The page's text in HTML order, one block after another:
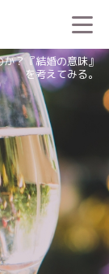
？『結婚の意味』
を考えてみる。